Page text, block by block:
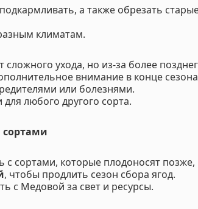
а также обрезать
климатам.
сложного ухода, но из-за более
внимание в конце
или болезнями.
любого другого сорта.
сортами
сортами, которые плодоносят позже,
, чтобы продлить сезон сбора ягод.
с Медовой за свет и ресурсы.